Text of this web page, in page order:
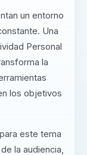
un entorno
Una
Personal
la
los objetivos
este tema
la audiencia,